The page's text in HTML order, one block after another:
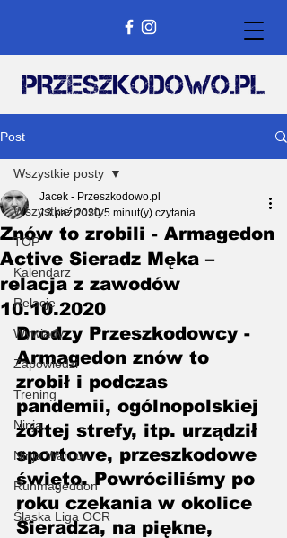
Post
Wszystkie posty
TOP
Kalendarz
Relacje
Wywiady
Zapowiedzi
Trening
Ninja
Ninja Warrior
Runmageddon
Śląska Liga OCR
Wszystkie posty
Znów to zrobili - Armagedon
Active Sieradz Męka –
relacja z zawodów
10.10.2020
Jacek - Przeszkodowo.pl
13 paź 2020 5 minut(y) czytania
Drodzy Przeszkodowcy -
Armagedon znów to
zrobił i podczas
pandemii, ogólnopolskiej
żółtej strefy, itp. urządził
sportowe, przeszkodowe
święto. Powróciliśmy po
roku czekania w okolice
Sieradza, na piękne,